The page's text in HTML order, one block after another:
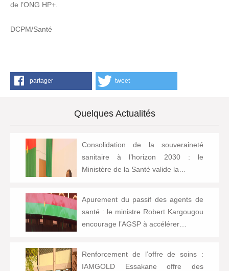
de l’ONG HP+.
DCPM/Santé
partager tweet
Quelques Actualités
Consolidation de la souveraineté
sanitaire à l’horizon 2030 : le
Ministère de la Santé valide la…
Apurement du passif des agents de
santé : le ministre Robert Kargougou
encourage l’AGSP à accélérer…
Renforcement de l’offre de soins :
IAMGOLD Essakane offre des